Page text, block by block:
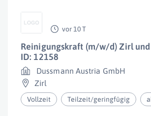
vor 10 T
Reinigungskraft (m/w/d) Zirl und
ID: 12158
Dussmann Austria GmbH
Zirl
Vollzeit Teilzeit/geringfügig